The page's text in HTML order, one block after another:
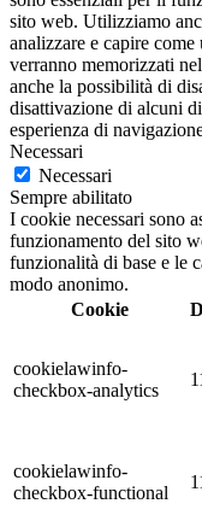
sito web. Utilizziamo
analizzare e capire
verranno memorizzati
anche la possibilità di
disattivazione di alcuni
esperienza di
Necessari
Necessari
Sempre abilitato
I cookie necessari sono
funzionamento del sito
funzionalità di base e le
modo anonimo.
Cookie
cookielawinfo-
checkbox-analytics
cookielawinfo-
checkbox-functional